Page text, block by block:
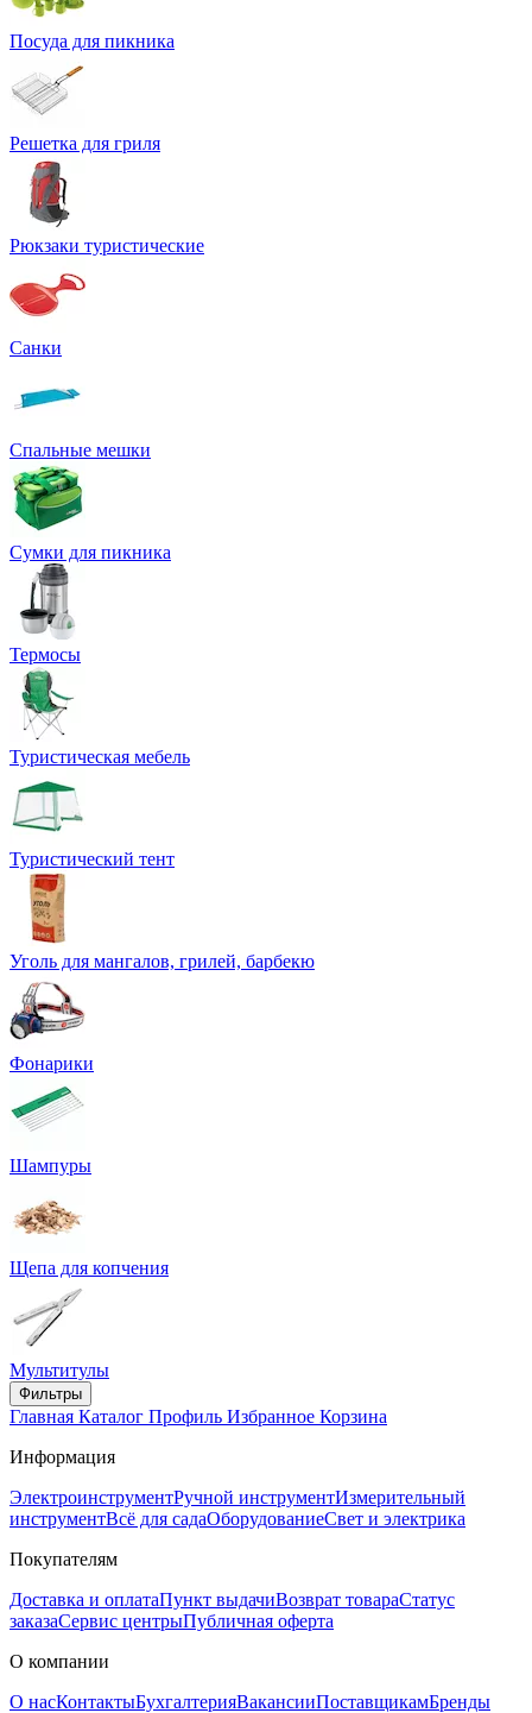
Посуда для пикника
Решетка для гриля
Рюкзаки туристические
Санки
Спальные мешки
Сумки для пикника
Термосы
Туристическая мебель
Туристический тент
Уголь для мангалов, грилей, барбекю
Фонарики
Шампуры
Щепа для копчения
Мультитулы
Фильтры
Главная Каталог Профиль Избранное Корзина
Информация
ЭлектроинструментРучной инструментИзмерительный
инструментВсё для садаОборудованиеСвет и электрика
Покупателям
Доставка и оплатаПункт выдачиВозврат товараСтатус
заказаСервис центрыПубличная оферта
О компании
О насКонтактыБухгалтерияВакансииПоставщикамБренды